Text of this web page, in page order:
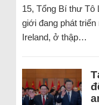
15, Tổng Bí thư Tô
giới đang phát
Ireland, ở thập…